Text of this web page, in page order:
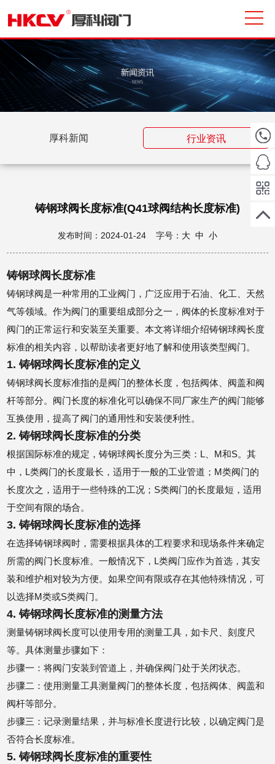
厚科新闻 行业资讯
铸钢球阀长度标准(Q41球阀结构长度标准)
发布时间：2024-01-24 字号： 大 中 小
铸钢球阀长度标准
铸钢球阀是一种常用的工业阀门，广泛应用于石油、化工、天然
气等领域。作为阀门的重要组成部分之一，阀体的长度标准对于
阀门的正常运行和安装至关重要。本文将详细介绍铸钢球阀长度
标准的相关内容，以帮助读者更好地了解和使用该类型阀门。
1. 铸钢球阀长度标准的定义
铸钢球阀长度标准指的是阀门的整体长度，包括阀体、阀盖和阀
杆等部分。阀门长度的标准化可以确保不同厂家生产的阀门能够
互换使用，提高了阀门的通用性和安装便利性。
2. 铸钢球阀长度标准的分类
根据国际标准的规定，铸钢球阀长度分为三类：L、M和S。其
中，L类阀门的长度最长，适用于一般的工业管道；M类阀门的
长度次之，适用于一些特殊的工况；S类阀门的长度最短，适用
于空间有限的场合。
3. 铸钢球阀长度标准的选择
在选择铸钢球阀时，需要根据具体的工程要求和现场条件来确定
所需的阀门长度标准。一般情况下，L类阀门应作为首选，其安
装和维护相对较为方便。如果空间有限或存在其他特殊情况，可
以选择M类或S类阀门。
4. 铸钢球阀长度标准的测量方法
测量铸钢球阀长度可以使用专用的测量工具，如卡尺、刻度尺
等。具体测量步骤如下：
步骤一：将阀门安装到管道上，并确保阀门处于关闭状态。
步骤二：使用测量工具测量阀门的整体长度，包括阀体、阀盖和
阀杆等部分。
步骤三：记录测量结果，并与标准长度进行比较，以确定阀门是
否符合长度标准。
5. 铸钢球阀长度标准的重要性